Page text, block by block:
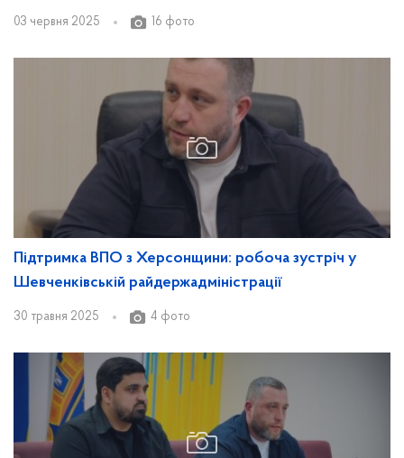
03 червня 2025 16 фото
Підтримка ВПО з Херсонщини: робоча зустріч у
Шевченківській райдержадміністрації
30 травня 2025 4 фото